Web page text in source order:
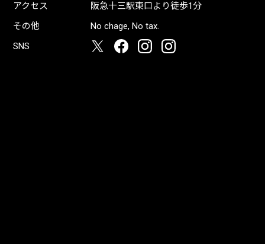
アクセス
阪急十三駅東口より徒歩1分
その他
No chage, No tax.
SNS